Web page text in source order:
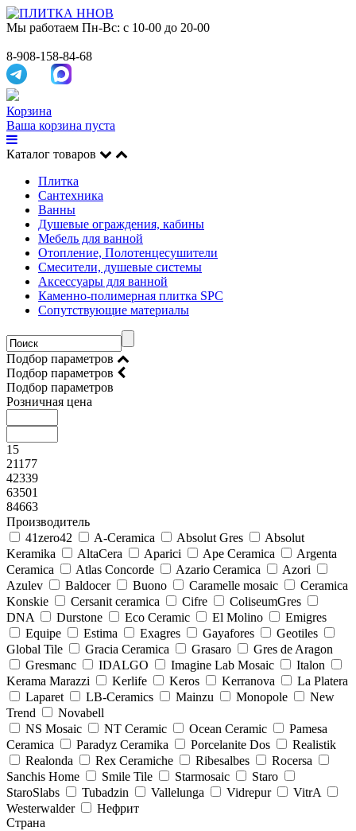
Мы работаем Пн-Вс: с 10-00 до 20-00
8-908-158-84-68
Корзина
Ваша корзина пуста
Каталог товаров
Плитка
Сантехника
Ванны
Душевые ограждения, кабины
Мебель для ванной
Отопление, Полотенцесушители
Смесители, душевые системы
Аксессуары для ванной
Каменно-полимерная плитка SPC
Сопутствующие материалы
Подбор параметров
Подбор параметров
Подбор параметров
Розничная цена
15
21177
42339
63501
84663
Производитель
41zero42
A-Ceramica Absolut Gres
Absolut
Keramika
AltaCera Aparici Ape Ceramica
Argenta
Ceramica
Atlas Concorde Azario Ceramica
Azori
Azulev
Baldocer Buono Caramelle mosaic
Ceramica
Konskie
Cersanit ceramica Cifre
ColiseumGres
DNA
Durstone Eco Ceramic El Molino
Emigres
Equipe
Estima Exagres Gayafores
Geotiles
Global Tile
Gracia Ceramica Grasaro
Gres de Aragon
Gresmanc
IDALGO Imagine Lab Mosaic
Italon
Kerama Marazzi
Kerlife Keros Kerranova
La Platera
Laparet
LB-Ceramics Mainzu Monopole
New
Trend
Novabell
NS Mosaic
NT Ceramic Ocean Ceramic
Pamesa
Ceramica
Paradyz Сeramika Porcelanite Dos
Realistik
Realonda
Rex Ceramiche Ribesalbes
Rocersa
Sanchis Home
Smile Tile Starmosaic
Staro
StaroSlabs
Tubadzin Vallelunga Vidrepur
VitrA
Westerwalder
Нефрит
Страна